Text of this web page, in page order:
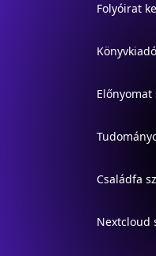
Folyóirat
Előnyomat
Családfa
Nextcloud